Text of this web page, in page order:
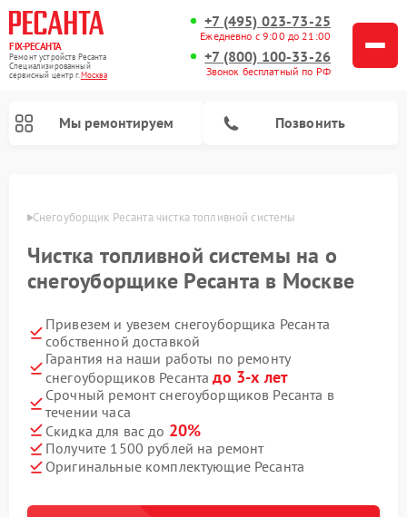
FIX-РЕСАНТА
Ремонт устройств Ресанта
Специализированный
cервисный центр г.Москва
+7 (495) 023-73-25
Ежедневно с 9:00 до 21:00
+7 (800) 100-33-26
Звонок бесплатный по РФ
Мы ремонтируем Позвонить
Снегоуборщик Ресанта чистка топливной системы
Чистка топливной системы на о
снегоуборщике Ресанта в Москве
Привезем и увезем снегоуборщика Ресанта
собственной доставкой
Гарантия на наши работы по ремонту
снегоуборщиков Ресантадо 3-х лет
Срочный ремонт снегоуборщиков Ресанта в
течении часа
Скидка для вас до 20%
Получите 1500 рублей на ремонт
Оригинальные комплектующие Ресанта